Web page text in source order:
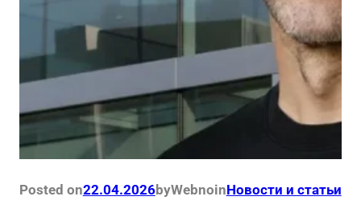
Posted on22.04.2026byWebnoinНовости и статьи